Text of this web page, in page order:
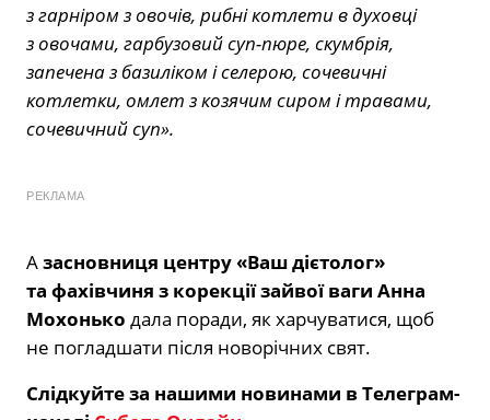
з гарніром з овочів, рибні котлети в духовці
з овочами, гарбузовий суп-пюре, скумбрія,
запечена з базиліком і селерою, сочевичні
котлетки, омлет з козячим сиром і травами,
сочевичний суп».
РЕКЛАМА
Азасновниця центру «Ваш дієтолог»
та фахівчиня з корекції зайвої ваги Анна
Мохонько дала поради, як харчуватися, щоб
не погладшати після новорічних свят.
Слідкуйте за нашими новинами в Телеграм-